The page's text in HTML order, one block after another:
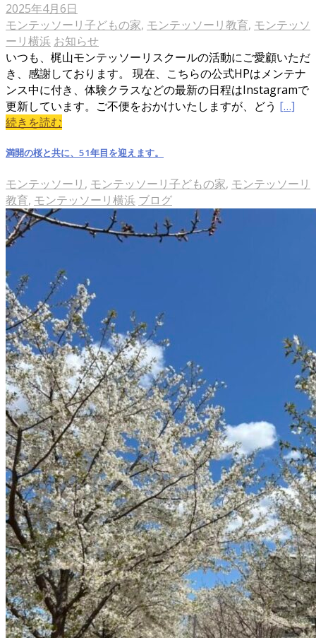
2025年4月6日
モンテッソーリ子どもの家, モンテッソーリ教育, モンテッソ
ーリ横浜 お知らせ
いつも、梶山モンテッソーリスクールの活動にご愛顧いただ
き、感謝しております。 現在、こちらの公式HPはメンテナ
ンス中に付き、体験クラスなどの最新の日程はInstagramで
更新しています。ご不便をおかけいたしますが、どう […]
続きを読む
満開の桜と共に、51年目を迎えます。
モンテッソーリ , モンテッソーリ子どもの家, モンテッソーリ
教育, モンテッソーリ横浜 ブログ